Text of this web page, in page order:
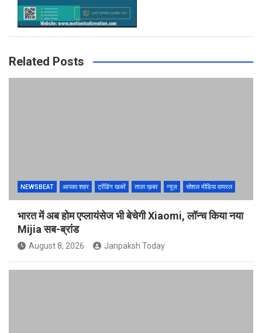
Related Posts
NEWSBEAT आपका शहर ट्रेंडिंग खबरें ताज़ा ख़बर न्यूज़ सोशल मीडिया वायरल
भारत में अब होम एप्लायंसेज भी बेचेगी Xiaomi, लॉन्च किया नया
Mijia सब-ब्रांड
August 8, 2026 Janpaksh Today